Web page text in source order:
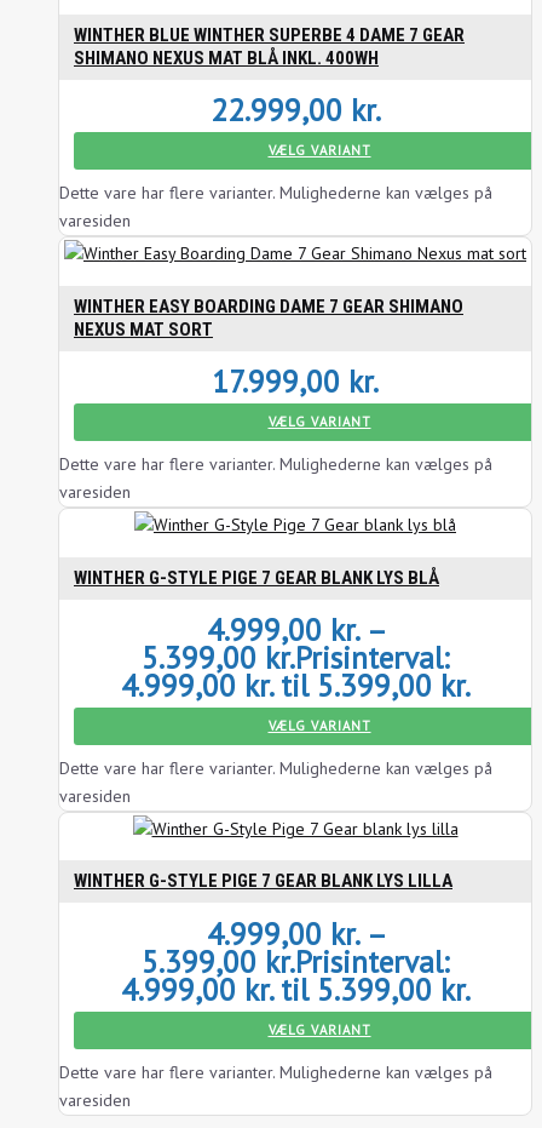
WINTHER BLUE WINTHER SUPERBE 4 DAME 7 GEAR
SHIMANO NEXUS MAT BLÅ INKL. 400WH
22.999,00 kr.
VÆLG VARIANT
Dette vare har flere varianter. Mulighederne kan vælges på
varesiden
WINTHER EASY BOARDING DAME 7 GEAR SHIMANO
NEXUS MAT SORT
17.999,00 kr.
VÆLG VARIANT
Dette vare har flere varianter. Mulighederne kan vælges på
varesiden
WINTHER G-STYLE PIGE 7 GEAR BLANK LYS BLÅ
4.999,00 kr. –
5.399,00 kr.Prisinterval:
4.999,00 kr. til 5.399,00 kr.
VÆLG VARIANT
Dette vare har flere varianter. Mulighederne kan vælges på
varesiden
WINTHER G-STYLE PIGE 7 GEAR BLANK LYS LILLA
4.999,00 kr. –
5.399,00 kr.Prisinterval:
4.999,00 kr. til 5.399,00 kr.
VÆLG VARIANT
Dette vare har flere varianter. Mulighederne kan vælges på
varesiden